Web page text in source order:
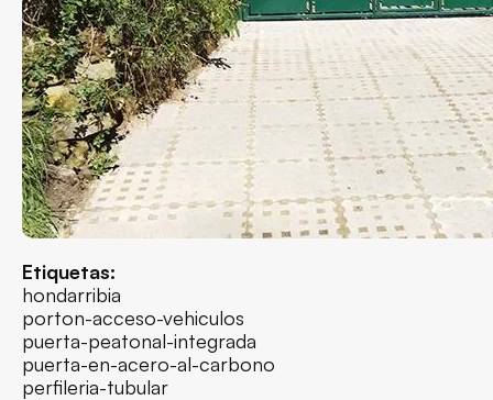
Etiquetas:
hondarribia
porton-acceso-vehiculos
puerta-peatonal-integrada
puerta-en-acero-al-carbono
perfileria-tubular